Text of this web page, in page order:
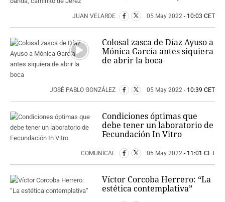
JUAN VELARDE 05 May 2022 - 10:03 CET
Colosal zasca de Díaz Ayuso a
Mónica García antes siquiera
de abrir la boca
JOSÉ PABLO GONZÁLEZ 05 May 2022 - 10:39 CET
Condiciones óptimas que
debe tener un laboratorio de
Fecundación In Vitro
COMUNICAE 05 May 2022 - 11:01 CET
Víctor Corcoba Herrero: “La
estética contemplativa”